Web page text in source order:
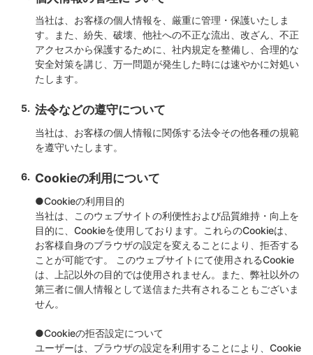
当社は、お客様の個人情報を、厳重に管理・保護いたしま
す。また、紛失、破壊、他社への不正な流出、改ざん、不正
アクセスから保護するために、社内規定を整備し、合理的な
安全対策を講じ、万一問題が発生した時には速やかに対処い
たします。
法令などの遵守について
当社は、お客様の個人情報に関係する法令その他各種の規範
を遵守いたします。
Cookieの利用について
●Cookieの利用目的
当社は、このウェブサイトの利便性および品質維持・向上を
目的に、Cookieを使用しております。これらのCookieは、
お客様自身のブラウザの設定を変えることにより、拒否する
ことが可能です。 このウェブサイトにて使用されるCookie
は、上記以外の目的では使用されません。また、弊社以外の
第三者に個人情報として送信また共有されることもございま
せん。
●Cookieの拒否設定について
ユーザーは、ブラウザの設定を利用することにより、Cookie